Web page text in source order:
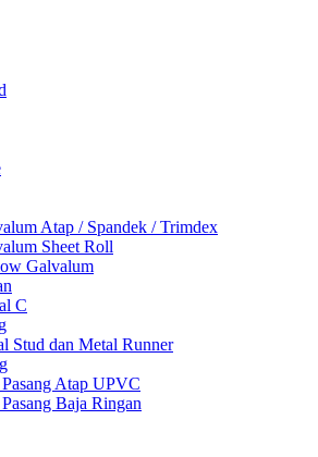
Atap / Spandek / Trimdex
Sheet Roll
Galvalum
C
Stud dan Metal Runner
Pasang Atap UPVC
Pasang Baja Ringan